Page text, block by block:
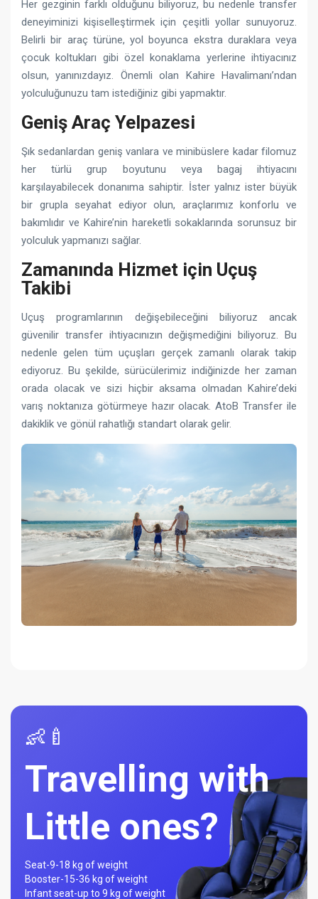
Her gezginin farklı olduğunu biliyoruz, bu nedenle transfer
deneyiminizi kişiselleştirmek için çeşitli yollar sunuyoruz.
Belirli bir araç türüne, yol boyunca ekstra duraklara veya
çocuk koltukları gibi özel konaklama yerlerine ihtiyacınız
olsun, yanınızdayız. Önemli olan Kahire Havalimanı’ndan
yolculuğunuzu tam istediğiniz gibi yapmaktır.
Geniş Araç Yelpazesi
Şık sedanlardan geniş vanlara ve minibüslere kadar filomuz
her türlü grup boyutunu veya bagaj ihtiyacını
karşılayabilecek donanıma sahiptir. İster yalnız ister büyük
bir grupla seyahat ediyor olun, araçlarımız konforlu ve
bakımlıdır ve Kahire’nin hareketli sokaklarında sorunsuz bir
yolculuk yapmanızı sağlar.
Zamanında Hizmet için Uçuş
Takibi
Uçuş programlarının değişebileceğini biliyoruz ancak
güvenilir transfer ihtiyacınızın değişmediğini biliyoruz. Bu
nedenle gelen tüm uçuşları gerçek zamanlı olarak takip
ediyoruz. Bu şekilde, sürücülerimiz indiğinizde her zaman
orada olacak ve sizi hiçbir aksama olmadan Kahire’deki
varış noktanıza götürmeye hazır olacak. AtoB Transfer ile
dakiklik ve gönül rahatlığı standart olarak gelir.
👶🍼
Travelling with
Little ones?
Seat-9-18 kg of weight
Booster-15-36 kg of weight
Infant seat-up to 9 kg of weight